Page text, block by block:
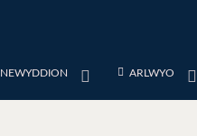
NEWYDDION ARLWYO